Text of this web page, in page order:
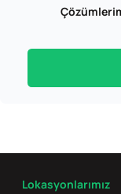
Lokasyonlarımız